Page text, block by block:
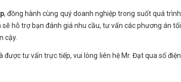
, đồng hành cùng quý doanh nghiệp trong suốt quá trình
hỗ trợ bạn đánh giá nhu cầu, tư vấn các phương án tối
cậy.
tư vấn trực tiếp, vui lòng liên hệ Mr. Đạt qua số điện